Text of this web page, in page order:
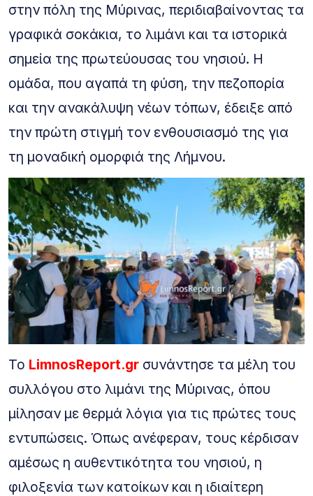
στην πόλη της Μύρινας, περιδιαβαίνοντας τα
γραφικά σοκάκια, το λιμάνι και τα ιστορικά
σημεία της πρωτεύουσας του νησιού. Η
ομάδα, που αγαπά τη φύση, την πεζοπορία
και την ανακάλυψη νέων τόπων, έδειξε από
την πρώτη στιγμή τον ενθουσιασμό της για
τη μοναδική ομορφιά της Λήμνου.
Το LimnosReport.gr συνάντησε τα μέλη του
συλλόγου στο λιμάνι της Μύρινας, όπου
μίλησαν με θερμά λόγια για τις πρώτες τους
εντυπώσεις. Όπως ανέφεραν, τους κέρδισαν
αμέσως η αυθεντικότητα του νησιού, η
φιλοξενία των κατοίκων και η ιδιαίτερη